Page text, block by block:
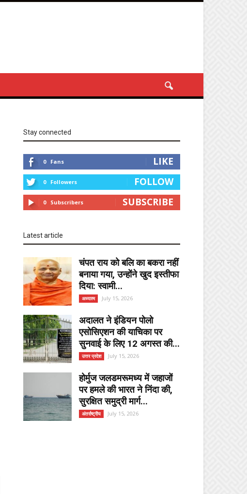
Stay connected
0 Fans LIKE
0 Followers FOLLOW
0 Subscribers SUBSCRIBE
Latest article
चंपत राय को बलि का बकरा नहीं
बनाया गया, उन्होंने खुद इस्तीफा
दिया: स्वामी...
अध्यात्म July 15, 2026
अदालत ने इंडियन पोलो
एसोसिएशन की याचिका पर
सुनवाई के लिए 12 अगस्त की...
उत्तर प्रदेश July 15, 2026
होर्मुज जलडमरूमध्य में जहाजों
पर हमले की भारत ने निंदा की,
सुरक्षित समुद्री मार्ग...
अंतर्राष्ट्रीय July 15, 2026